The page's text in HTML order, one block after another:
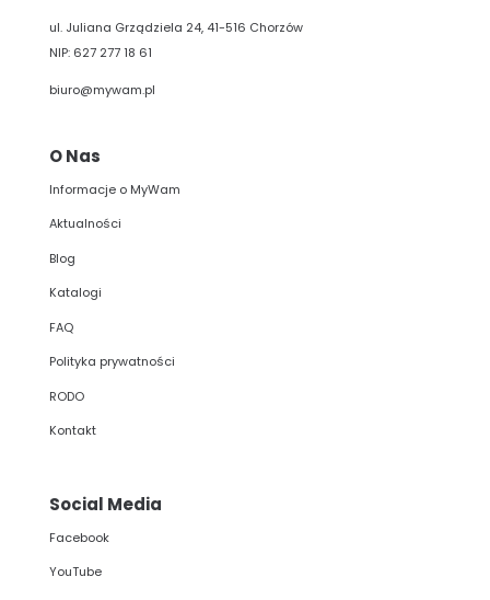
ul. Juliana Grządziela 24, 41-516 Chorzów
NIP: 627 277 18 61
biuro@mywam.pl
O Nas
Informacje o MyWam
Aktualności
Blog
Katalogi
FAQ
Polityka prywatności
RODO
Kontakt
Social Media
Facebook
YouTube